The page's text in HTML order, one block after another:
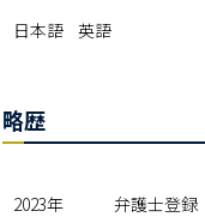
日本語 英語
略歴
2023年
弁護士登録